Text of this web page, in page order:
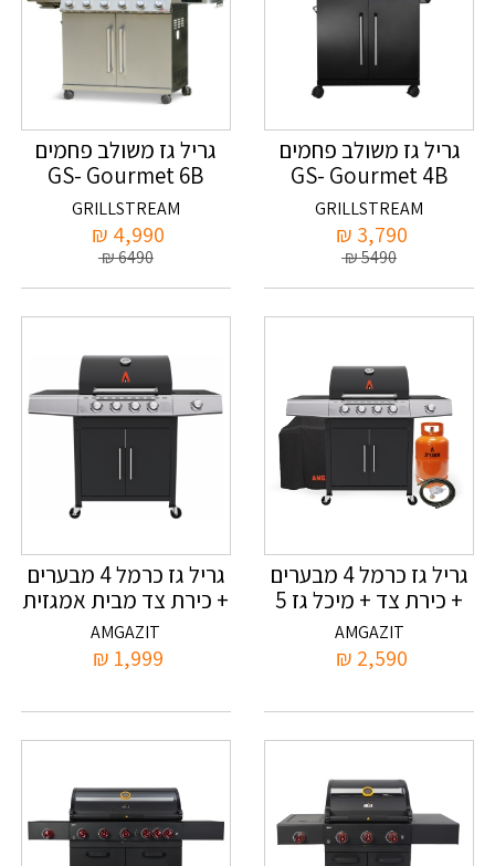
גריל גז משולב פחמים
GS- Gourmet 4B
+כירה (צבע שחור )
GRILLSTREAM
3,790
₪
5490
₪
גריל גז משולב פחמים
GS- Gourmet 6B
+כירה
GRILLSTREAM
4,990
₪
6490
₪
גריל גז כרמל 4 מבערים
+ כירת צד + מיכל גז 5
ק"ג אמגזית +ערכת ווסת
וצינור + כיסוי
AMGAZIT
2,590
₪
גריל גז כרמל 4 מבערים
+ כירת צד מבית אמגזית
AMGAZIT
1,999
₪